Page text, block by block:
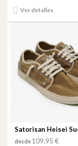
Ver detalles
desde 109,95 €